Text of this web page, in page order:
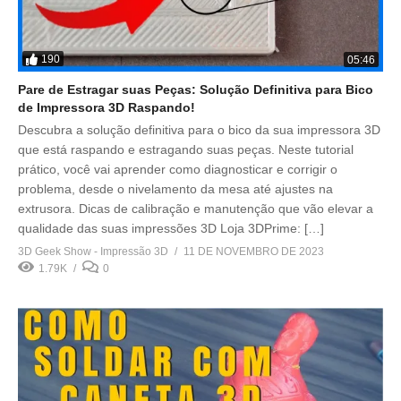
190 05:46
Pare de Estragar suas Peças: Solução Definitiva para Bico
de Impressora 3D Raspando!
Descubra a solução definitiva para o bico da sua impressora 3D
que está raspando e estragando suas peças. Neste tutorial
prático, você vai aprender como diagnosticar e corrigir o
problema, desde o nivelamento da mesa até ajustes na
extrusora. Dicas de calibração e manutenção que vão elevar a
qualidade das suas impressões 3D Loja 3DPrime: […]
3D Geek Show - Impressão 3D
11 DE NOVEMBRO DE 2023
1.79K
0